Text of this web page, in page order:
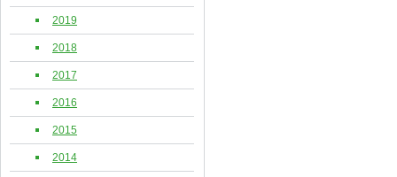
2019
2018
2017
2016
2015
2014